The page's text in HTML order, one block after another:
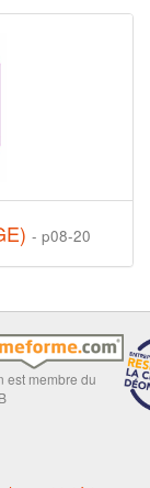
- p08-20
est membre du